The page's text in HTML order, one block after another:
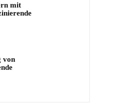
mit
von